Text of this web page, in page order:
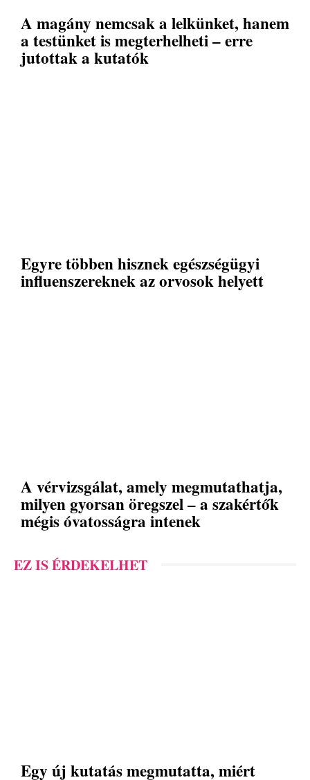
A magány nemcsak a lelkünket, hanem
a testünket is megterhelheti – erre
jutottak a kutatók
Egyre többen hisznek egészségügyi
influenszereknek az orvosok helyett
A vérvizsgálat, amely megmutathatja,
milyen gyorsan öregszel – a szakértők
mégis óvatosságra intenek
EZ IS ÉRDEKELHET
Egy új kutatás megmutatta, miért